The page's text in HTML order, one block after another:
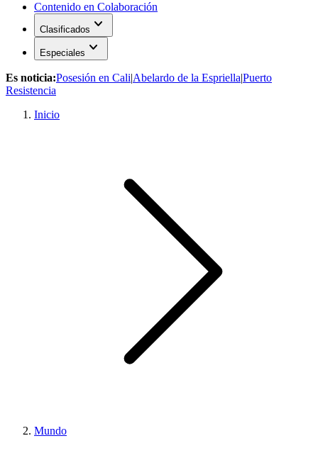
Contenido en Colaboración
Clasificados expand_more
Especiales expand_more
Es noticia:Posesión en Cali|Abelardo de la Espriella|Puerto
Resistencia
Inicio
Mundo